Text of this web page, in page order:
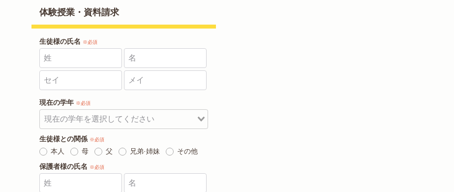
体験授業・資料請求
生徒様の氏名 ※必須
現在の学年 ※必須
生徒様との関係 ※必須
本人 母 父 兄弟·姉妹
その他
保護者様の氏名 ※必須